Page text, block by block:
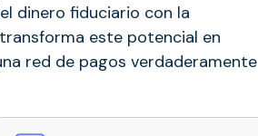
dinero fiduciario con la
este potencial en
red de pagos verdaderamente